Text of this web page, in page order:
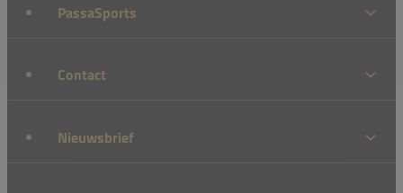
PassaSports
Contact
Nieuwsbrief